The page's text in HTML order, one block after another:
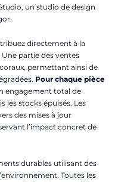
un studio de design
directement à la
partie des ventes
permettant ainsi de
Pour chaque pièce
engagement total de
les stocks épuisés. Les
des mises à jour
l’impact concret de
durables utilisant des
Toutes les